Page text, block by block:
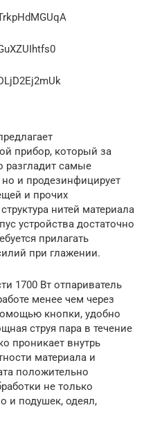
прибор, который за
разгладит самые
и продезинфицирует
и прочих
нитей материала
устройства достаточно
прилагать
при глажении.
1700 Вт отпариватель
менее чем через
кнопки, удобно
струя пара в течение
проникает внутрь
материала и
положительно
не только
и подушек, одеял,